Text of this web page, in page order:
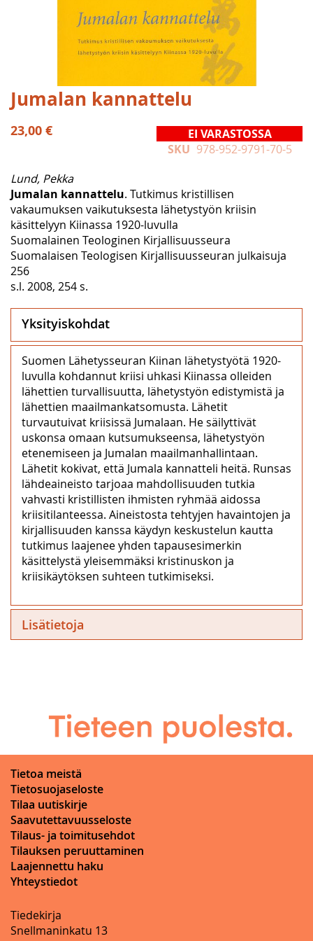
Skip
to
the
beginning
images
gallery
Jumalan kannattelu
23,00 €
EI VARASTOSSA
SKU 978-952-9791-70-5
Lund, Pekka
Jumalan kannattelu. Tutkimus kristillisen
vakaumuksen vaikutuksesta lähetystyön kriisin
käsittelyyn Kiinassa 1920-luvulla
Suomalainen Teologinen Kirjallisuusseura
Suomalaisen Teologisen Kirjallisuusseuran julkaisuja
256
s.l. 2008, 254 s.
Yksityiskohdat
Suomen Lähetysseuran Kiinan lähetystyötä 1920-
luvulla kohdannut kriisi uhkasi Kiinassa olleiden
lähettien turvallisuutta, lähetystyön edistymistä ja
lähettien maailmankatsomusta. Lähetit
turvautuivat kriisissä Jumalaan. He säilyttivät
uskonsa omaan kutsumukseensa, lähetystyön
etenemiseen ja Jumalan maailmanhallintaan.
Lähetit kokivat, että Jumala kannatteli heitä. Runsas
lähdeaineisto tarjoaa mahdollisuuden tutkia
vahvasti kristillisten ihmisten ryhmää aidossa
kriisitilanteessa. Aineistosta tehtyjen havaintojen ja
kirjallisuuden kanssa käydyn keskustelun kautta
tutkimus laajenee yhden tapausesimerkin
käsittelystä yleisemmäksi kristinuskon ja
kriisikäytöksen suhteen tutkimiseksi.
Lisätietoja
Tietoa meistä
Tietosuojaseloste
Tilaa uutiskirje
Saavutettavuusseloste
Tilaus- ja toimitusehdot
Tilauksen peruuttaminen
Laajennettu haku
Yhteystiedot
Tiedekirja
Snellmaninkatu 13